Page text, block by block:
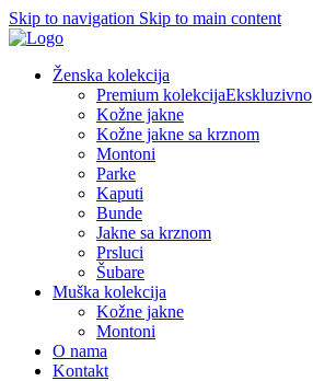
Skip to navigation Skip to main content
Ženska kolekcija
Premium kolekcijaEkskluzivno
Kožne jakne
Kožne jakne sa krznom
Montoni
Parke
Kaputi
Bunde
Jakne sa krznom
Prsluci
Šubare
Muška kolekcija
Kožne jakne
Montoni
O nama
Kontakt